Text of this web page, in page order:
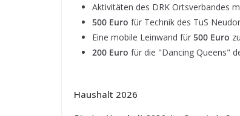
Akti­vi­tä­ten des DRK Orts­ver­ban­des
500 Euro für Tech­nik des TuS
Eine mobile Lein­wand für 500 Euro
200 Euro für die "Dancing Queens"
Haus­halt 2026